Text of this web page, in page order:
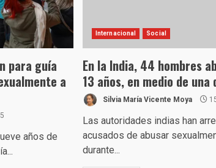
para guía
a
años de
Internacional Social
En la India, 44 hombres
13 años, en medio de
Silvia María Vicente Moya
Las autoridades indias han
acusados de abusar
durante...